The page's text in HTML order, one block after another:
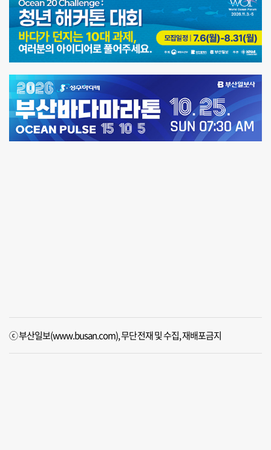
ⓒ 부산일보(www.busan.com), 무단전재 및 수집, 재배포금지